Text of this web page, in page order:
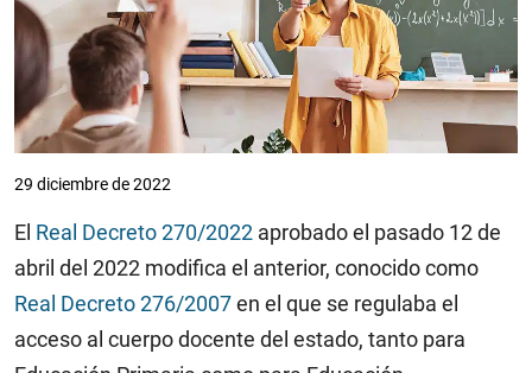
29 diciembre de 2022
El Real Decreto 270/2022 aprobado el pasado 12 de
abril del 2022 modifica el anterior, conocido como
Real Decreto 276/2007en el que se regulaba el
acceso al cuerpo docente del estado, tanto para